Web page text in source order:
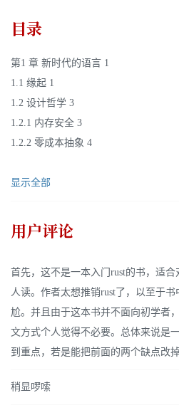
目录
第1 章 新时代的语言 1
1.1 缘起 1
1.2 设计哲学 3
1.2.1 内存安全 3
1.2.2 零成本抽象 4
显示全部
用户评论
首先，这不是一本入门rust的书，适
人读。作者太想推销rust了，以至于
尬。并且由于这本书并不面向初学者
文方式个人觉得不必要。总体来说是
到重点，若是能把前面的两个缺点改掉
稍显啰嗦